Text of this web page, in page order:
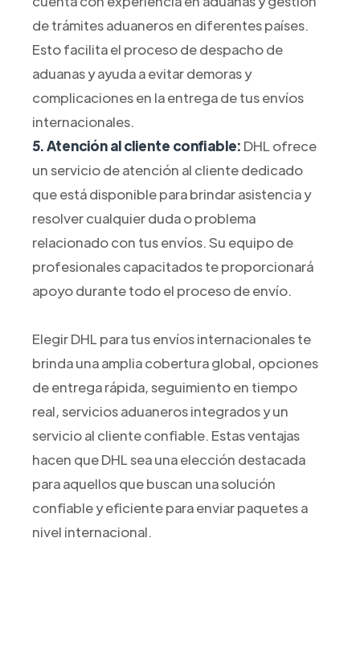
de trámites aduaneros en diferentes países.
Esto facilita el proceso de despacho de
aduanas y ayuda a evitar demoras y
complicaciones en la entrega de tus envíos
internacionales.
5. Atención al cliente confiable: DHL ofrece
un servicio de atención al cliente dedicado
que está disponible para brindar asistencia y
resolver cualquier duda o problema
relacionado con tus envíos. Su equipo de
profesionales capacitados te proporcionará
apoyo durante todo el proceso de envío.
Elegir DHL para tus envíos internacionales te
brinda una amplia cobertura global, opciones
de entrega rápida, seguimiento en tiempo
real, servicios aduaneros integrados y un
servicio al cliente confiable. Estas ventajas
hacen que DHL sea una elección destacada
para aquellos que buscan una solución
confiable y eficiente para enviar paquetes a
nivel internacional.